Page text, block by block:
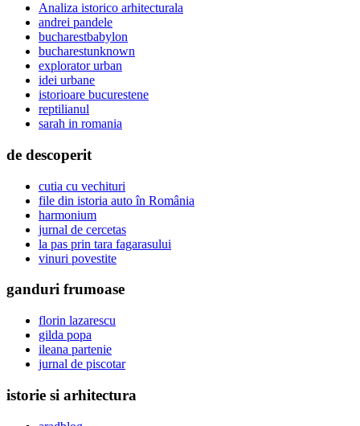
Analiza istorico arhitecturala
andrei pandele
bucharestbabylon
bucharestunknown
explorator urban
idei urbane
istorioare bucurestene
reptilianul
sarah in romania
de descoperit
cutia cu vechituri
file din istoria auto în România
harmonium
jurnal de cercetas
la pas prin tara fagarasului
vinuri povestite
ganduri frumoase
florin lazarescu
gilda popa
ileana partenie
jurnal de piscotar
istorie si arhitectura